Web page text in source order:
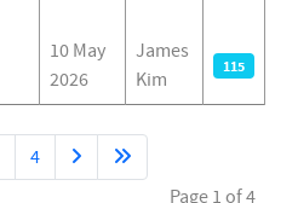
10 May
2026
James
Kim
115
Page 1 of 4
4